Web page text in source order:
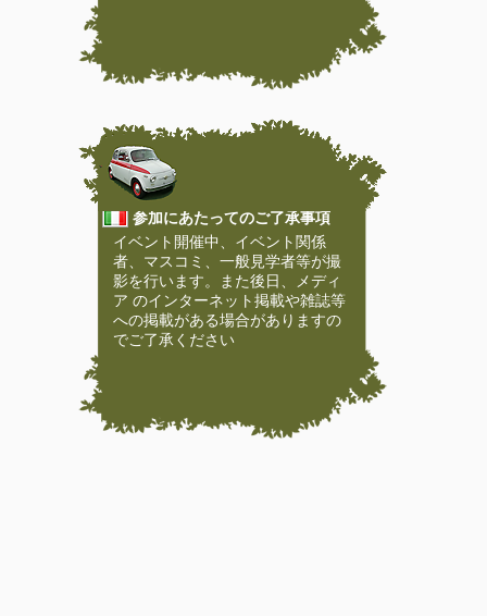
参加にあたってのご了承事項
イベント開催中、イベント関係
者、マスコミ、一般見学者等が撮
影を行います。また後日、メディ
ア のインターネット掲載や雑誌等
への掲載がある場合がありますの
でご了承ください